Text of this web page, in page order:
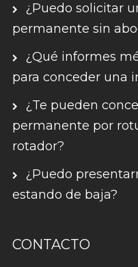
¿Puedo solicitar
permanente sin
¿Qué informes
para conceder una
¿Te pueden
permanente por
rotador?
¿Puedo
estando de baja?
CONTACTO